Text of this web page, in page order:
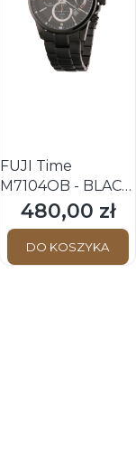
FUJI Time
M7104QB - BLACK
- Męski - Zegarek
kwarcowy z
chronografem
Cena
480,00 zł
DO KOSZYKA